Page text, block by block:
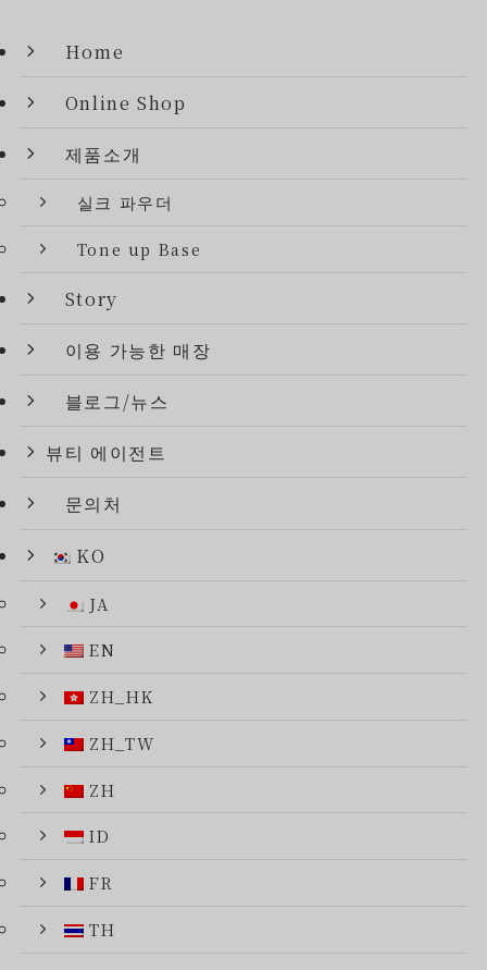
Home
Online Shop
제품소개
실크 파우더
Tone up Base
Story
이용 가능한 매장
블로그/뉴스
뷰티 에이전트
문의처
KO
JA
EN
ZH_HK
ZH_TW
ZH
ID
FR
TH